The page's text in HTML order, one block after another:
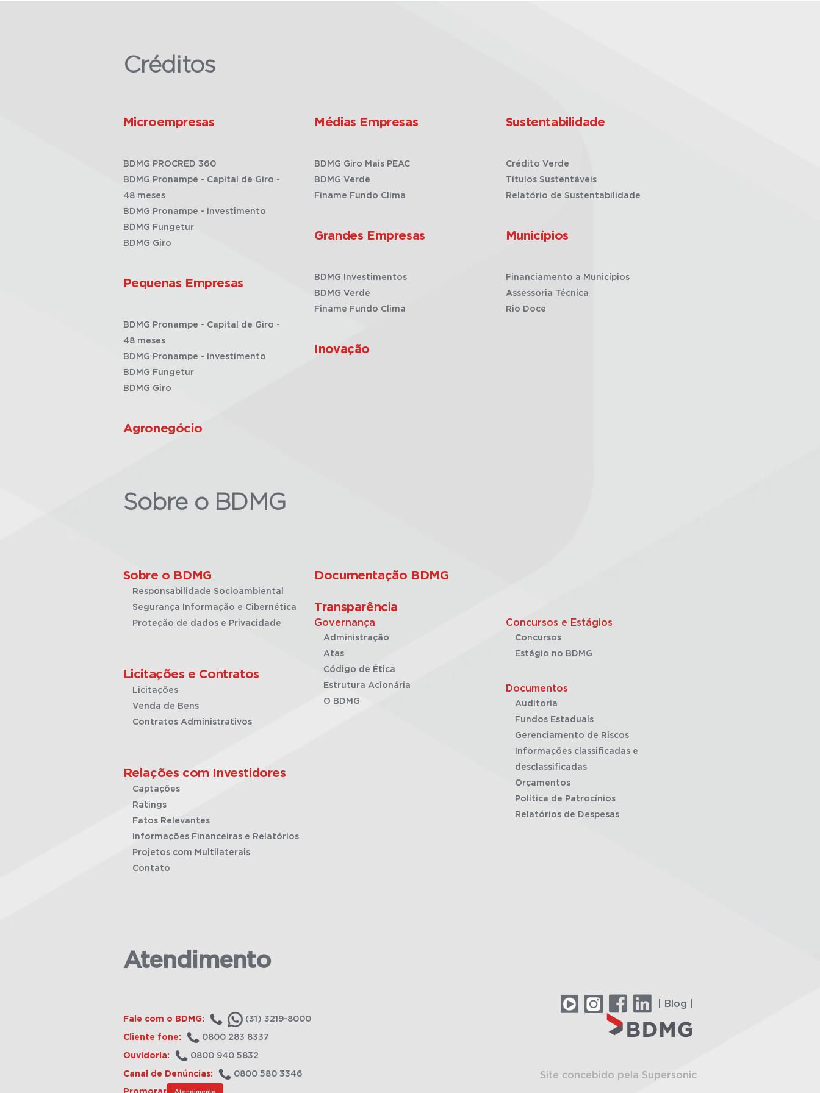
Créditos
Microempresas
BDMG PROCRED 360
BDMG Pronampe - Capital de Giro -
48 meses
BDMG Pronampe - Investimento
BDMG Fungetur
BDMG Giro
Pequenas Empresas
BDMG Pronampe - Capital de Giro -
48 meses
BDMG Pronampe - Investimento
BDMG Fungetur
BDMG Giro
Agronegócio
Médias Empresas
BDMG Giro Mais PEAC
BDMG Verde
Finame Fundo Clima
Grandes Empresas
BDMG Investimentos
BDMG Verde
Finame Fundo Clima
Inovação
Sustentabilidade
Crédito Verde
Títulos Sustentáveis
Relatório de Sustentabilidade
Municípios
Financiamento a Municípios
Assessoria Técnica
Rio Doce
Sobre o BDMG
Sobre o BDMG
Responsabilidade Socioambiental
Segurança Informação e Cibernética
Proteção de dados e Privacidade
Licitações e Contratos
Licitações
Venda de Bens
Contratos Administrativos
Relações com Investidores
Captações
Ratings
Fatos Relevantes
Informações Financeiras e Relatórios
Projetos com Multilaterais
Contato
Documentação BDMG
Transparência
Governança
Administração
Atas
Código de Ética
Estrutura Acionária
O BDMG
Concursos e Estágios
Concursos
Estágio no BDMG
Documentos
Auditoria
Fundos Estaduais
Gerenciamento de Riscos
Informações classificadas e
desclassificadas
Orçamentos
Política de Patrocínios
Relatórios de Despesas
Atendimento
Fale com o BDMG: (31) 3219-8000
Cliente fone: 0800 283 8337
Ouvidoria: 0800 940 5832
Canal de Denúncias: 0800 580 3346
Atendimento
| Blog |
Site concebido pela Supersonic